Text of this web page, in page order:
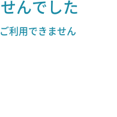
んでした
利用できません